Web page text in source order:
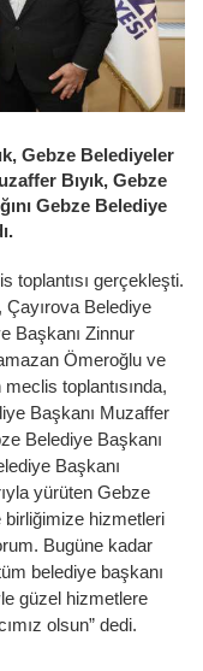
Gebze Belediyeler
Bıyık, Gebze
Gebze Belediye
toplantısı gerçekleşti.
Çayırova Belediye
Başkanı Zinnur
Ömeroğlu ve
toplantısında,
Başkanı Muzaffer
Belediye Başkanı
Başkanı
yürüten Gebze
birliğimize hizmetleri
Bugüne kadar
belediye başkanı
güzel hizmetlere
olsun” dedi.